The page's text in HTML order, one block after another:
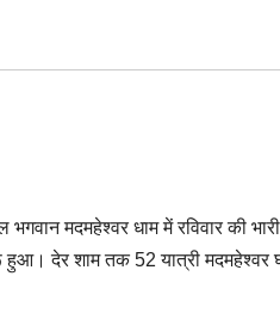
मदमहेश्वर धाम में रविवार की
देर शाम तक 52 यात्री मदमहेश्वर